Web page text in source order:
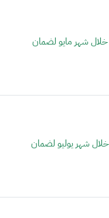
مشتركة خلال شهر مايو لضمان
مشتركة خلال شهر يوليو لضمان